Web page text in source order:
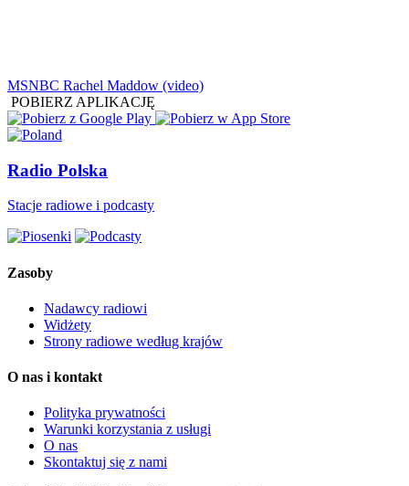
MSNBC Rachel Maddow (video)
POBIERZ APLIKACJĘ
Radio Polska
Stacje radiowe i podcasty
Zasoby
Nadawcy radiowi
Widżety
Strony radiowe według krajów
O nas i kontakt
Polityka prywatności
Warunki korzystania z usługi
O nas
Skontaktuj się z nami